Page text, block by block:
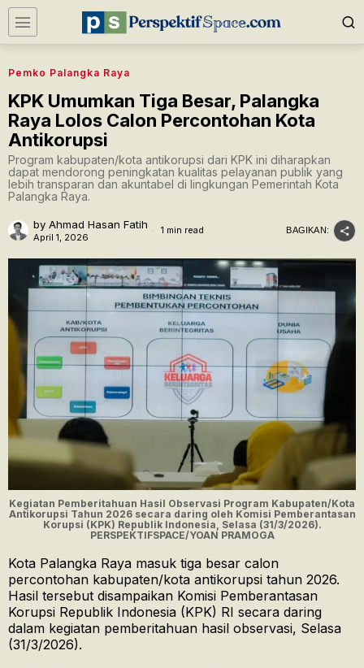
Pemko Palangka Raya
KPK Umumkan Tiga Besar, Palangka
Raya Lolos Calon Percontohan Kota
Antikorupsi
Program kabupaten/kota antikorupsi dari KPK ini diharapkan
dapat mendorong peningkatan kualitas pelayanan publik yang
lebih transparan dan akuntabel di lingkungan Pemerintah Kota
Palangka Raya.
by Ahmad Hasan Fatih
April 1, 2026
1 min read BAGIKAN:
Kegiatan Pemberitahuan Hasil Observasi Program Kabupaten/Kota
Antikorupsi Tahun 2026 secara daring oleh Komisi Pemberantasan
Korupsi (KPK) Republik Indonesia, Selasa (31/3/2026).
PERSPEKTIFSPACE/YOAN PRAMOGA
Kota Palangka Raya masuk tiga besar calon
percontohan kabupaten/kota antikorupsi tahun 2026.
Hasil tersebut disampaikan Komisi Pemberantasan
Korupsi Republik Indonesia (KPK) RI secara daring
dalam kegiatan pemberitahuan hasil observasi, Selasa
(31/3/2026).